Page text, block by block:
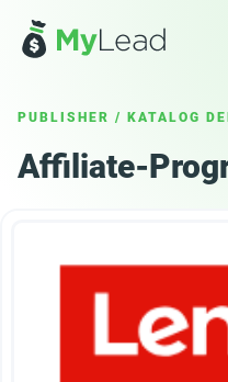
PUBLISHER / KATALOG
Affiliate-